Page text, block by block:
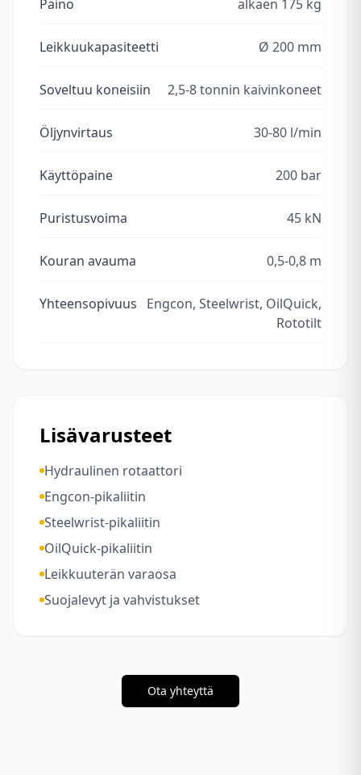
Paino alkaen 175 kg
Leikkuukapasiteetti Ø 200 mm
Soveltuu koneisiin 2,5-8 tonnin kaivinkoneet
Öljynvirtaus 30-80 l/min
Käyttöpaine 200 bar
Puristusvoima 45 kN
Kouran avauma 0,5-0,8 m
Yhteensopivuus
Engcon, Steelwrist, OilQuick,
Rototilt
Lisävarusteet
Hydraulinen rotaattori
Engcon-pikaliitin
Steelwrist-pikaliitin
OilQuick-pikaliitin
Leikkuuterän varaosa
Suojalevyt ja vahvistukset
Ota yhteyttä